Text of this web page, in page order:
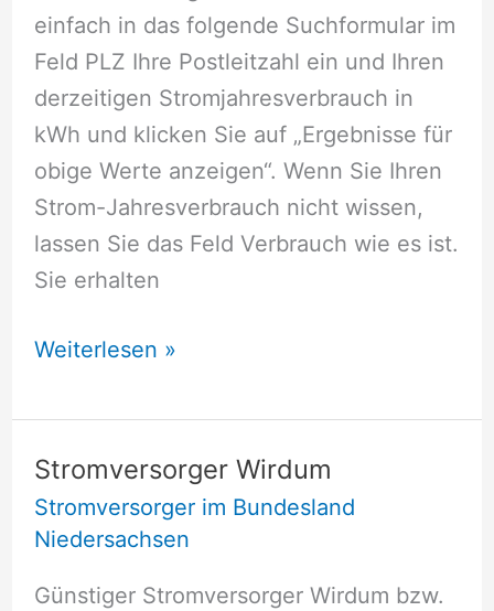
einfach in das folgende Suchformular im
Feld PLZ Ihre Postleitzahl ein und Ihren
derzeitigen Stromjahresverbrauch in
kWh und klicken Sie auf „Ergebnisse für
obige Werte anzeigen“. Wenn Sie Ihren
Strom-Jahresverbrauch nicht wissen,
lassen Sie das Feld Verbrauch wie es ist.
Sie erhalten
Stromversorger
Weiterlesen »
Stromversorger Wirdum
Stromversorger im Bundesland
Niedersachsen
Günstiger Stromversorger Wirdum bzw.